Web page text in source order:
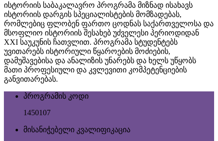
ისტორიის საბაკალავრო პროგრამა მიზნად ისახავს
ისტორიის დარგის სპეციალისტების მომზადებას,
რომლებიც ფლობენ ფართო ცოდნას საქართველოსა და
მსოფლიო ისტორიის შესახებ უძველესი პერიოდიდან
XXI საუკუნის ჩათვლით. პროგრამა სტუდენტებს
უვითარებს ისტორიული წყაროების მოძიების,
დამუშავებისა და ანალიზის უნარებს და ხელს უწყობს
მათი პროფესიული და კვლევითი კომპეტენციების
განვითარებას.
პროგრამის კოდი
1450107
მისანიჭებელი კვალიფიკაცია